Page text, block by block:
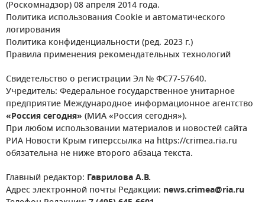
(Роскомнадзор) 08 апреля 2014 года.
Политика использования Cookie и автоматического
логирования
Политика конфиденциальности (ред. 2023 г.)
Правила применения рекомендательных технологий
Свидетельство о регистрации Эл № ФС77-57640.
Учредитель: Федеральное государственное унитарное
предприятие Международное информационное агентство
«Россия сегодня» (МИА «Россия сегодня»).
При любом использовании материалов и новостей сайта
РИА Новости Крым гиперссылка на https://crimea.ria.ru
обязательна не ниже второго абзаца текста.
Главный редактор: Гаврилова А.В.
Адрес электронной почты Редакции: news.crimea@ria.ru